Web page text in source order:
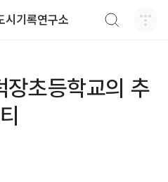
시기록연구소
초등학교의 추